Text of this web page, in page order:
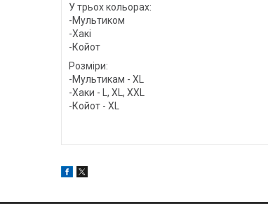
У трьох кольорах:
-Мультиком
-Хакі
-Койот
Розміри:
-Мультикам - XL
-Хаки - L, XL, XXL
-Койот - XL